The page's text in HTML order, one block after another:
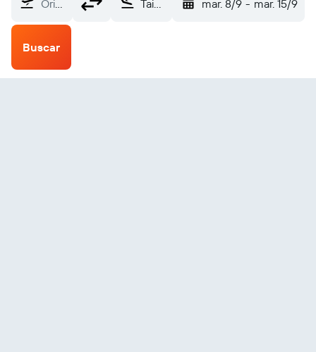
Origen Taiyuan (TYN) mar. 8/9 - mar. 15/9
Buscar